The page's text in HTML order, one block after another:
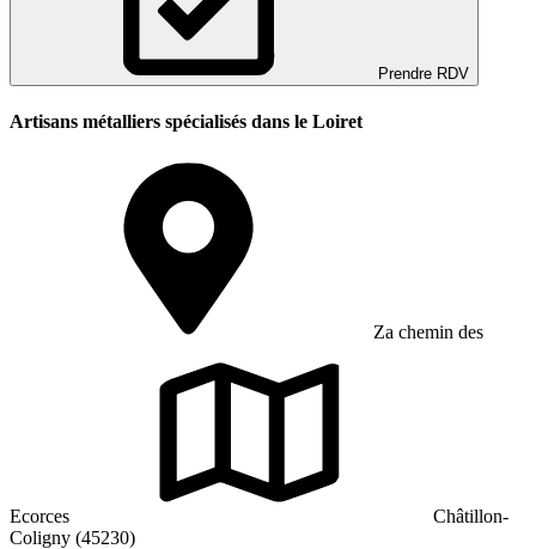
Prendre RDV
Artisans métalliers spécialisés dans le Loiret
Za chemin des
Ecorces
Châtillon-
Coligny (45230)